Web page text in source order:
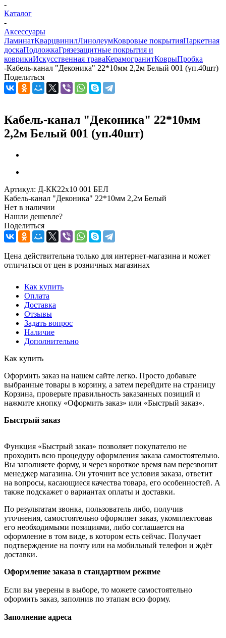
-
Каталог
-
Аксессуары
ЛаминатКварцвинилЛинолеумКовровые покрытияПаркетная
доскаПодложкаГрязезащитные покрытия и
коврикиИскусственная траваКерамогранитКоврыПробка
-Кабель-канал "Деконика" 22*10мм 2,2м Белый 001 (уп.40шт)
Поделиться
Кабель-канал "Деконика" 22*10мм
2,2м Белый 001 (уп.40шт)
Артикул: Д-КК22х10 001 БЕЛ
Кабель-канал "Деконика" 22*10мм 2,2м Белый
Нет в наличии
Нашли дешевле?
Поделиться
Цена действительна только для интернет-магазина и может
отличаться от цен в розничных магазинах
Как купить
Оплата
Доставка
Отзывы
Задать вопрос
Наличие
Дополнительно
Как купить
Оформить заказ на нашем сайте легко. Просто добавьте
выбранные товары в корзину, а затем перейдите на страницу
Корзина, проверьте правильность заказанных позиций и
нажмите кнопку «Оформить заказ» или «Быстрый заказ».
Быстрый заказ
Функция «Быстрый заказ» позволяет покупателю не
проходить всю процедуру оформления заказа самостоятельно.
Вы заполняете форму, и через короткое время вам перезвонит
менеджер магазина. Он уточнит все условия заказа, ответит
на вопросы, касающиеся качества товара, его особенностей. А
также подскажет о вариантах оплаты и доставки.
По результатам звонка, пользователь либо, получив
уточнения, самостоятельно оформляет заказ, укомплектовав
его необходимыми позициями, либо соглашается на
оформление в том виде, в котором есть сейчас. Получает
подтверждение на почту или на мобильный телефон и ждёт
доставки.
Оформление заказа в стандартном режиме
Если вы уверены в выборе, то можете самостоятельно
оформить заказ, заполнив по этапам всю форму.
Заполнение адреса